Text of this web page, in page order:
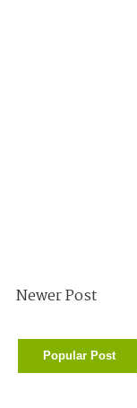
Newer Post
Popular Post